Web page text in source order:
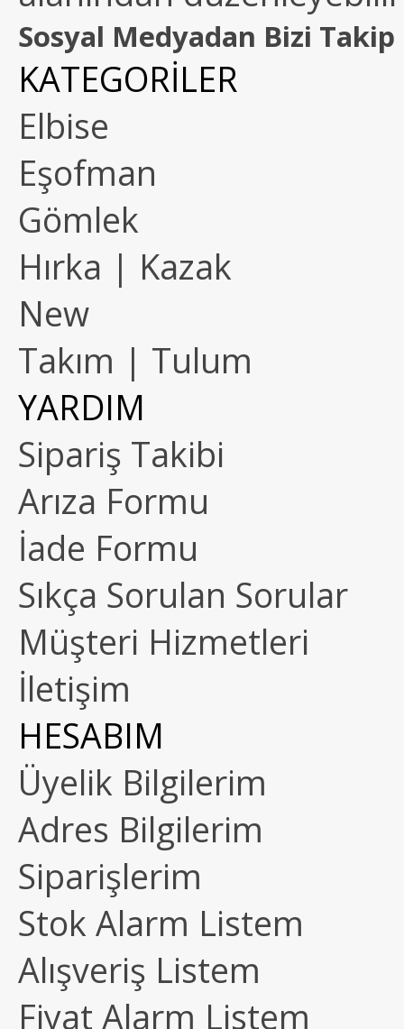
Sosyal Medyadan Bizi Takip
KATEGORİLER
Elbise
Eşofman
Gömlek
Hırka | Kazak
New
Takım | Tulum
YARDIM
Sipariş Takibi
Arıza Formu
İade Formu
Sıkça Sorulan Sorular
Müşteri Hizmetleri
İletişim
HESABIM
Üyelik Bilgilerim
Adres Bilgilerim
Siparişlerim
Stok Alarm Listem
Alışveriş Listem
Fiyat Alarm Listem